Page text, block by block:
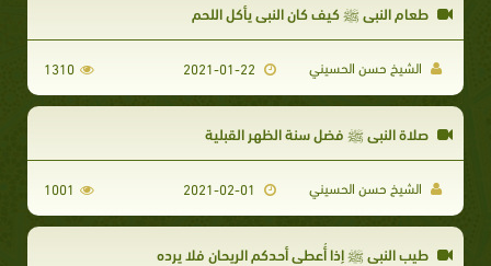
طعام النبي ﷺ كيف كان النبي يأكل اللحم
الشيخ حسن الحسيني 1310
صلاة النبي ﷺ فضل سنة الظهر القبلية
الشيخ حسن الحسيني 1001
طيب النبي ﷺ إذا أُعطي أحدكم الريحان فلا يرده